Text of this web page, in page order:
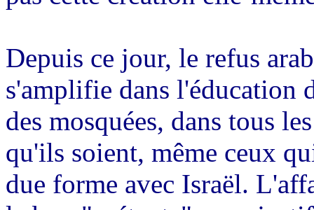
Depuis ce jour, le refus
s'amplifie dans l'éducation
des mosquées, dans tous
qu'ils soient, même ceux
due forme avec Israël.